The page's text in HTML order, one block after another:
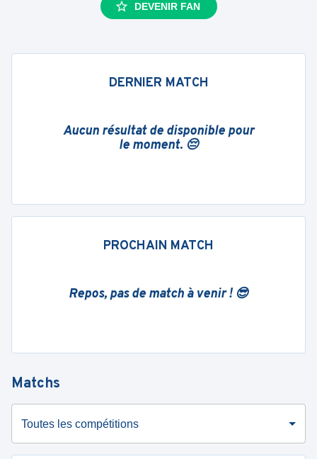
DEVENIR FAN
DERNIER MATCH
Aucun résultat de disponible pour
le moment. 😔
PROCHAIN MATCH
Repos, pas de match à venir ! 😎
Matchs
Toutes les compétitions